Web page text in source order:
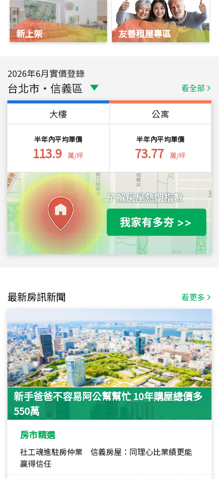
新上架 友善租屋專區
2026年6月實價登錄
台北市 ・ 信義區 看全部
大樓
半年內平均單價
113.9 萬/坪
公寓
半年內平均單價
73.77 萬/坪
最新房訊新聞 看更多
新手爸爸不容易阿公幫幫忙 10年購屋總價多
550萬
房市精選
社工魂進駐房仲業 信義房屋：同理心比業績更能
贏得信任